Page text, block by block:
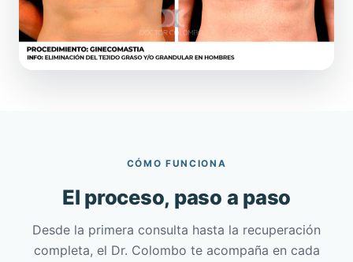
CÓMO FUNCIONA
El proceso, paso a paso
Desde la primera consulta hasta la recuperación
completa, el Dr. Colombo te acompaña en cada